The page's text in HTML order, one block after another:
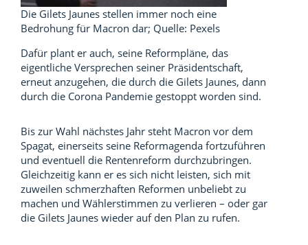
Die Gilets Jaunes stellen immer noch eine
Bedrohung für Macron dar; Quelle: Pexels
Dafür plant er auch, seine Reformpläne, das
eigentliche Versprechen seiner Präsidentschaft,
erneut anzugehen, die durch die Gilets Jaunes, dann
durch die Corona Pandemie gestoppt worden sind.
Bis zur Wahl nächstes Jahr steht Macron vor dem
Spagat, einerseits seine Reformagenda fortzuführen
und eventuell die Rentenreform durchzubringen.
Gleichzeitig kann er es sich nicht leisten, sich mit
zuweilen schmerzhaften Reformen unbeliebt zu
machen und Wählerstimmen zu verlieren – oder gar
die Gilets Jaunes wieder auf den Plan zu rufen.